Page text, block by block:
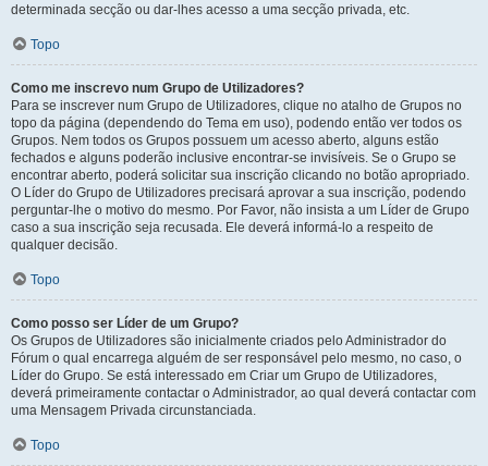
determinada secção ou dar-lhes acesso a uma secção privada, etc.
Topo
Como me inscrevo num Grupo de Utilizadores?
Para se inscrever num Grupo de Utilizadores, clique no atalho de Grupos no
topo da página (dependendo do Tema em uso), podendo então ver todos os
Grupos. Nem todos os Grupos possuem um acesso aberto, alguns estão
fechados e alguns poderão inclusive encontrar-se invisíveis. Se o Grupo se
encontrar aberto, poderá solicitar sua inscrição clicando no botão apropriado.
O Líder do Grupo de Utilizadores precisará aprovar a sua inscrição, podendo
perguntar-lhe o motivo do mesmo. Por Favor, não insista a um Líder de Grupo
caso a sua inscrição seja recusada. Ele deverá informá-lo a respeito de
qualquer decisão.
Topo
Como posso ser Líder de um Grupo?
Os Grupos de Utilizadores são inicialmente criados pelo Administrador do
Fórum o qual encarrega alguém de ser responsável pelo mesmo, no caso, o
Líder do Grupo. Se está interessado em Criar um Grupo de Utilizadores,
deverá primeiramente contactar o Administrador, ao qual deverá contactar com
uma Mensagem Privada circunstanciada.
Topo